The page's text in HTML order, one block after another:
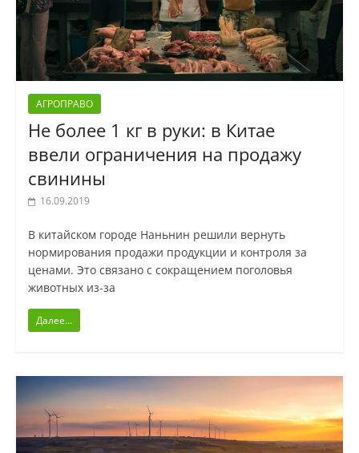
АГРОПРАВО
Не более 1 кг в руки: в Китае
ввели ограничения на продажу
свинины
16.09.2019
В китайском городе Наньнин решили вернуть
нормирования продажи продукции и контроля за
ценами. Это связано с сокращением поголовья
животных из-за
Далее...